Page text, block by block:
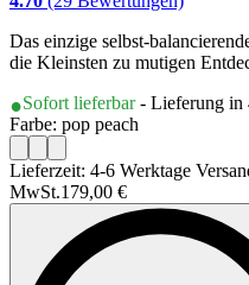
Das einzige selbst-
die Kleinsten zu mutigen
Sofort lieferbar- Lieferung in
Farbe: pop peach
Lieferzeit: 4-6 Werktage
MwSt.179,00 €